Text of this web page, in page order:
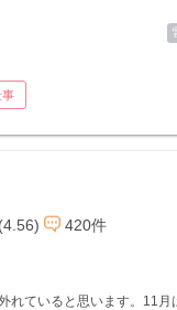
事
(4.56) 420件
れていると思います。11月